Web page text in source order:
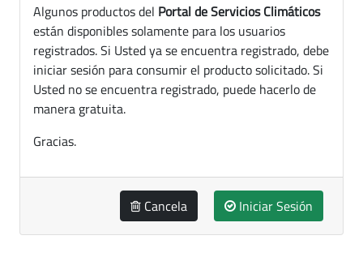
Algunos productos del Portal de Servicios Climáticos
están disponibles solamente para los usuarios
registrados. Si Usted ya se encuentra registrado, debe
iniciar sesión para consumir el producto solicitado. Si
Usted no se encuentra registrado, puede hacerlo de
manera gratuita.
Gracias.
Cancela Iniciar Sesión